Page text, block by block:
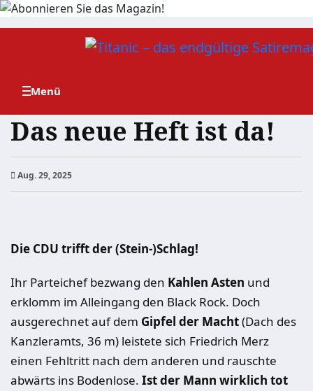
Zum
Das neue Heft ist da!
Aug. 29, 2025
Die CDU trifft der (Stein-)Schlag!
Ihr Parteichef bezwang den Kahlen Asten und
erklomm im Alleingang den Black Rock. Doch
ausgerechnet auf dem Gipfel der Macht(Dach des
Kanzleramts, 36 m) leistete sich Friedrich Merz
einen Fehltritt nach dem anderen und rauschte
abwärts ins Bodenlose. Ist der Mann wirklich tot